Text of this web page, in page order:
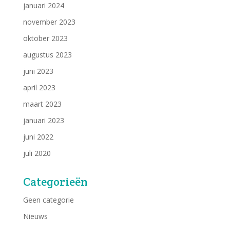
januari 2024
november 2023
oktober 2023
augustus 2023
juni 2023
april 2023
maart 2023
januari 2023
juni 2022
juli 2020
Categorieën
Geen categorie
Nieuws